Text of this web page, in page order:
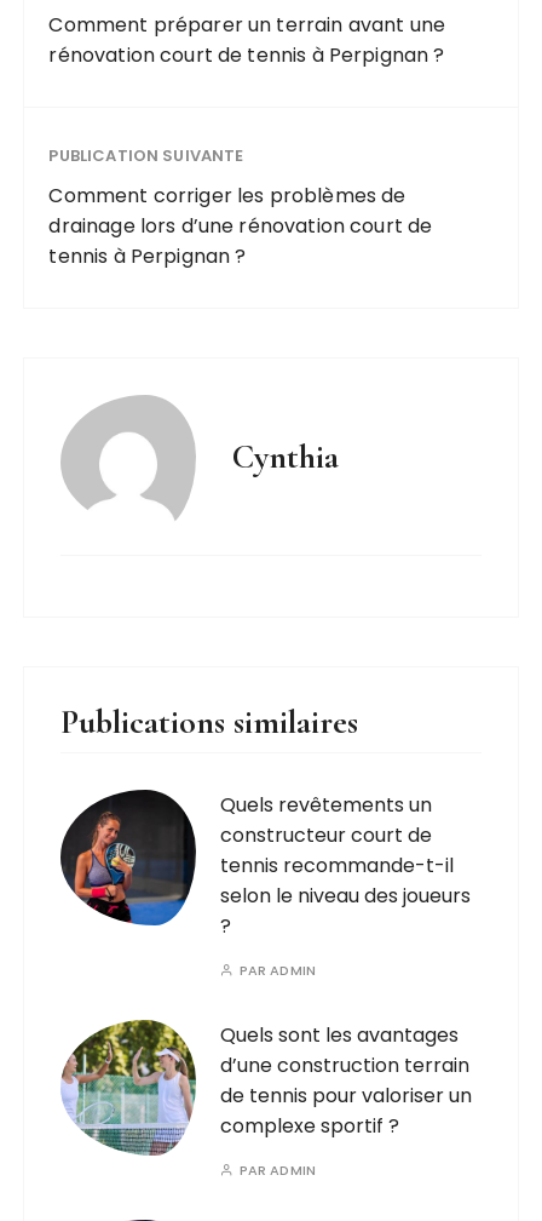
Comment préparer un terrain avant une
rénovation court de tennis à Perpignan ?
PUBLICATION SUIVANTE
Comment corriger les problèmes de
drainage lors d’une rénovation court de
tennis à Perpignan ?
Cynthia
Publications similaires
Quels revêtements un
constructeur court de
tennis recommande-t-il
selon le niveau des joueurs
?
PARADMIN
Quels sont les avantages
d’une construction terrain
de tennis pour valoriser un
complexe sportif ?
PARADMIN